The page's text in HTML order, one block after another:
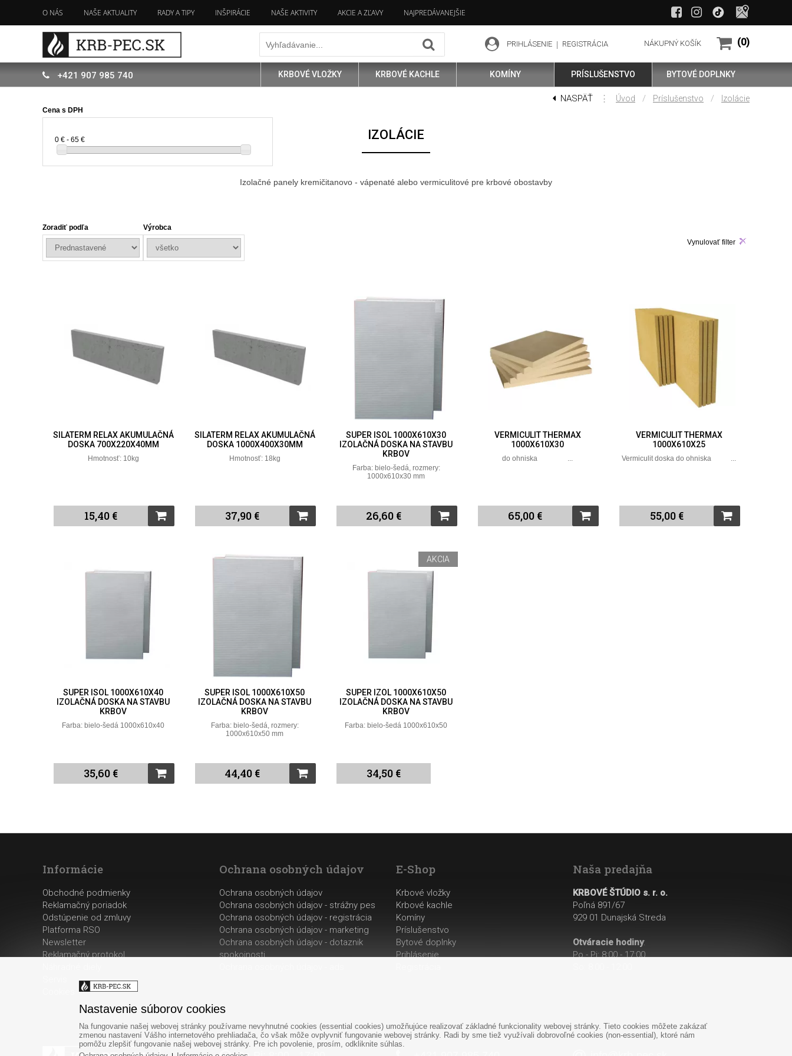
O NÁS NAŠE AKTUALITY RADY A TIPY INŠPIRÁCIE NAŠE AKTIVITY AKCIE A ZĽAVY NAJPREDÁVANEJŠIE
KRBOVÉ VLOŽKY KRBOVÉ KACHLE KOMÍNY PRÍSLUŠENSTVO BYTOVÉ DOPLNKY
PRIHLÁSENIE REGISTRÁCIA
+421 907 985 740
NÁKUPNÝ KOŠÍK (0)
NASPÄŤ ⋮ Úvod / Príslušenstvo / Izolácie
IZOLÁCIE
Izolačné panely kremičitanovo - vápenaté alebo vermiculitové pre krbové obostavby
Zoradiť podľa Výrobca
Cena s DPH
0 € - 65 €
Vynulovať filter
SILATERM RELAX AKUMULAČNÁ
DOSKA 700X220X40MM
Hmotnosť: 10kg
15,40 €
SILATERM RELAX AKUMULAČNÁ
DOSKA 1000X400X30MM
Hmotnosť: 18kg
37,90 €
SUPER ISOL 1000X610X30
IZOLAČNÁ DOSKA NA STAVBU
KRBOV
Farba: bielo-šedá, rozmery:
1000x610x30 mm
26,60 €
VERMICULIT THERMAX
1000X610X30
do ohniska ...
65,00 €
VERMICULIT THERMAX
1000X610X25
Vermiculit doska do ohniska ...
55,00 €
SUPER ISOL 1000X610X40
IZOLAČNÁ DOSKA NA STAVBU
KRBOV
Farba: bielo-šedá 1000x610x40
35,60 €
SUPER ISOL 1000X610X50
IZOLAČNÁ DOSKA NA STAVBU
KRBOV
Farba: bielo-šedá, rozmery:
1000x610x50 mm
44,40 €
AKCIA
SUPER IZOL 1000X610X50
IZOLAČNÁ DOSKA NA STAVBU
KRBOV
Farba: bielo-šedá 1000x610x50
34,50 €
Informácie
Obchodné podmienky
Reklamačný poriadok
Odstúpenie od zmluvy
Platforma RSO
Newsletter
Reklamačný protokol
Ochrana osobných údajov
Ochrana osobných údajov
Ochrana osobných údajov - strážny pes
Ochrana osobných údajov - registrácia
Ochrana osobných údajov - marketing
Ochrana osobných údajov - dotaznik
spokojnosti
E-Shop
Krbové vložky
Krbové kachle
Komíny
Príslušenstvo
Bytové doplnky
Prihlásenie
Naša predajňa
KRBOVÉ ŠTÚDIO s. r. o.
Poľná 891/67
929 01 Dunajská Streda
Otváracie hodiny:
Po - Pi: 8:00 - 17:00
Nastavenie súborov cookies
Na fungovanie našej webovej stránky používame nevyhnutné cookies (essential cookies) umožňujúce realizovať základné funkcionality webovej stránky. Tieto cookies môžete zakázať
zmenou nastavení Vášho internetového prehliadača, čo však môže ovplyvniť fungovanie webovej stránky. Radi by sme tiež využívali dobrovoľné cookies (non-essential), ktoré nám
pomôžu zlepšiť fungovanie našej webovej stránky. Pre ich povolenie, prosím, odkliknite súhlas.